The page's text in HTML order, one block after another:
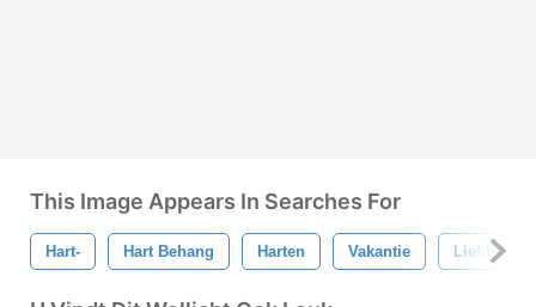
This Image Appears In Searches For
Hart- Hart Behang Harten Vakantie Liefde